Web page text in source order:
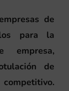
de
para la
empresa,
de